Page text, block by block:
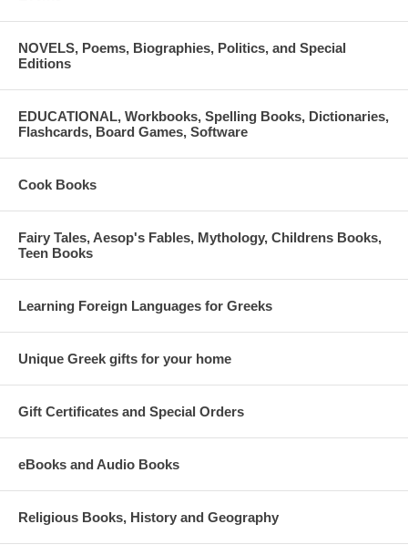
NOVELS, Poems, Biographies, Politics, and Special
Editions
EDUCATIONAL, Workbooks, Spelling Books, Dictionaries,
Flashcards, Board Games, Software
Cook Books
Fairy Tales, Aesop's Fables, Mythology, Childrens Books,
Teen Books
Learning Foreign Languages for Greeks
Unique Greek gifts for your home
Gift Certificates and Special Orders
eBooks and Audio Books
Religious Books, History and Geography